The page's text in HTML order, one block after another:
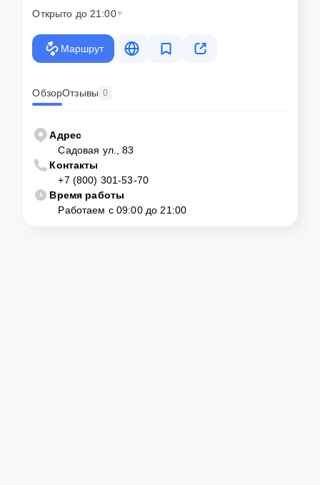
Открыто до 21:00
Маршрут
ОбзорОтзывы 0
Адрес
Садовая ул., 83
Контакты
+7 (800) 301-53-70
Время работы
Работаем с 09:00 до 21:00